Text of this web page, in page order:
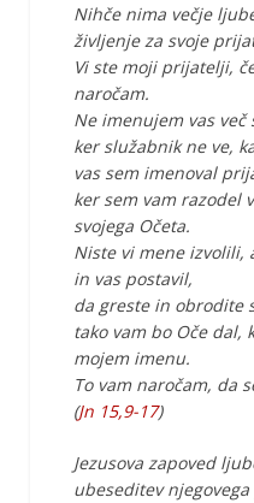
Nihče nima večje
življenje za svoje
Vi ste moji prijatelji,
naročam.
Ne imenujem vas več
ker služabnik ne ve,
vas sem imenoval
ker sem vam razodel
svojega Očeta.
Niste vi mene izvolili,
in vas postavil,
da greste in obrodite
tako vam bo Oče dal,
mojem imenu.
To vam naročam, da
(Jn 15,9-17)
Jezusova zapoved
ubeseditev